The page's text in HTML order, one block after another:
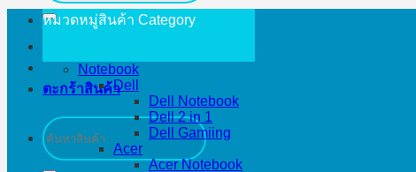
ตะกร้าสินค้า
ค้นหา:
หมวดหมู่สินค้า Category
Notebook
Dell
Dell Notebook
Dell 2 in 1
Dell Gamiing
Acer
Acer Notebook